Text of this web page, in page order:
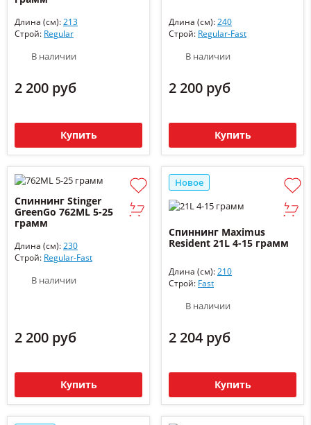
Длина (см):213
Строй: Regular
В наличии
2 200 руб
Купить
Длина (см):240
Строй: Regular-Fast
В наличии
2 200 руб
Купить
Спиннинг Stinger
GreenGo 762ML 5-25
грамм
Длина (см):230
Строй: Regular-Fast
В наличии
2 200 руб
Купить
Новое
Спиннинг Maximus
Resident 21L 4-15 грамм
Длина (см):210
Строй: Fast
В наличии
2 204 руб
Купить